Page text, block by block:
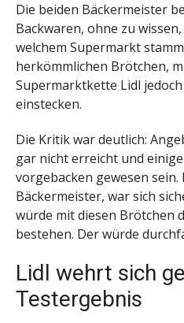
Die beiden Bäckermeister
Backwaren, ohne zu
welchem Supermarkt
herkömmlichen Brötchen,
Supermarktkette Lidl
einstecken.
Die Kritik war deutlich:
gar nicht erreicht und
vorgebacken gewesen
Bäckermeister, war sich
würde mit diesen Brötchen
bestehen. Der würde
Lidl wehrt sich
Testergebnis